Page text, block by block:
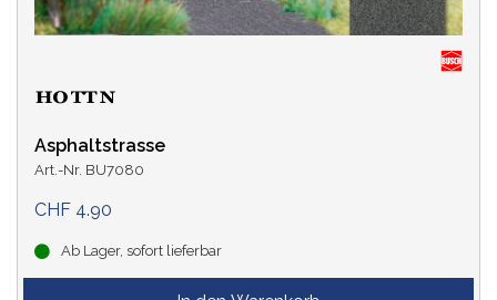
Asphaltstrasse
Art.-Nr. BU7080
CHF 4.90
Ab Lager, sofort lieferbar